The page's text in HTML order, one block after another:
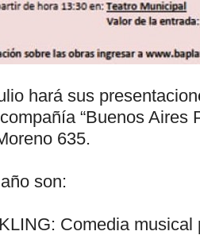
hará sus
“Buenos Aires
635.
son:
Comedia musical